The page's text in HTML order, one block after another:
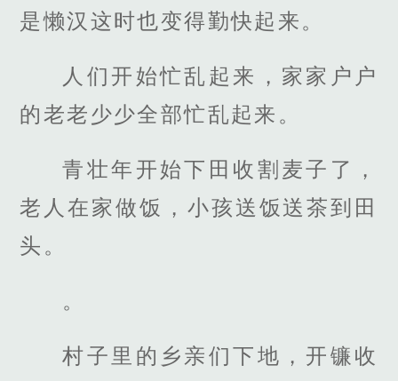
是懒汉这时也变得勤快起来。
人们开始忙乱起来，家家户户
的老老少少全部忙乱起来。
青壮年开始下田收割麦子了，
老人在家做饭，小孩送饭送茶到田
头。
。
村子里的乡亲们下地，开镰收